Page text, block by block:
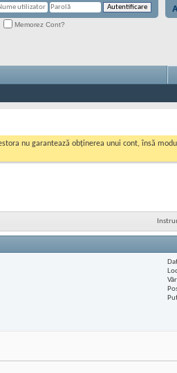
Memorez Cont?
nu garantează obținerea unui cont, însă